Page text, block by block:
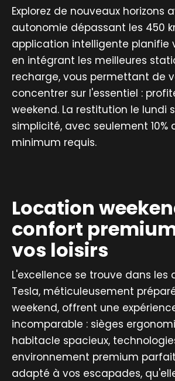
Explorez de nouveaux horizons
autonomie dépassant les 450
application intelligente planifie
en intégrant les meilleures
recharge, vous permettant de
concentrer sur l'essentiel :
weekend. La restitution le lundi
simplicité, avec seulement 10%
minimum requis.
Location
confort
vos loisirs
L'excellence se trouve dans les
Tesla, méticuleusement
weekend, offrent une
incomparable : sièges
habitacle spacieux,
environnement premium
adapté à vos escapades,